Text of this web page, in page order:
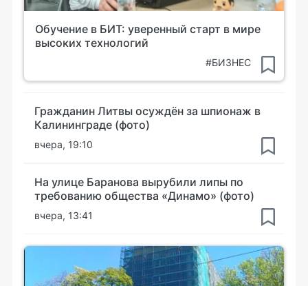
Обучение в БИТ: уверенный старт в мире
высоких технологий
#БИЗНЕС
Гражданин Литвы осуждён за шпионаж в
Калининграде (фото)
вчера, 19:10
На улице Баранова вырубили липы по
требованию общества «Динамо» (фото)
вчера, 13:41